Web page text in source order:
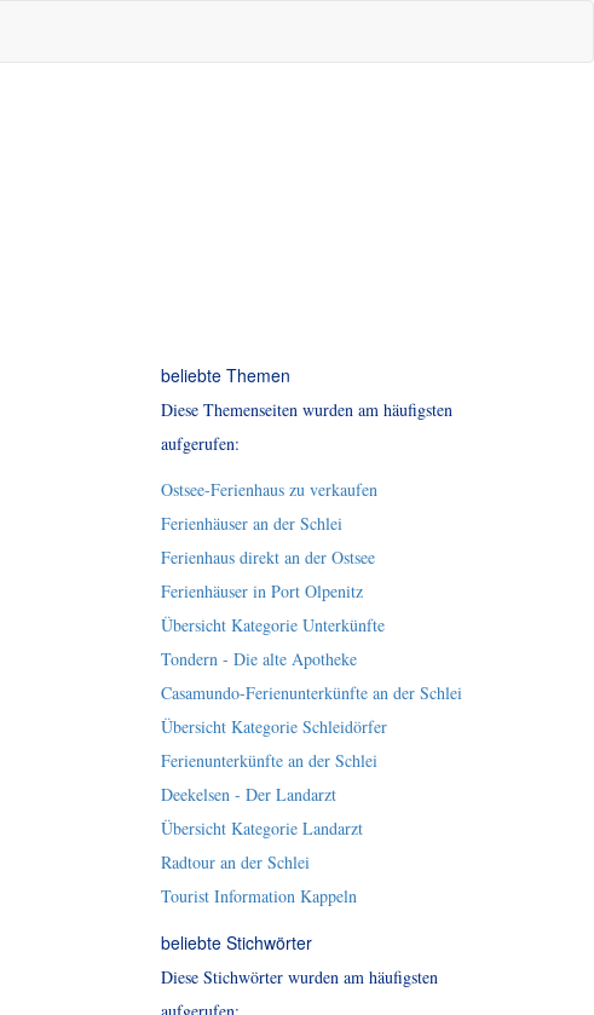
beliebte Themen
Diese Themenseiten wurden am häufigsten
aufgerufen:
Ostsee-Ferienhaus zu verkaufen
Ferienhäuser an der Schlei
Ferienhaus direkt an der Ostsee
Ferienhäuser in Port Olpenitz
Übersicht Kategorie Unterkünfte
Tondern - Die alte Apotheke
Casamundo-Ferienunterkünfte an der Schlei
Übersicht Kategorie Schleidörfer
Ferienunterkünfte an der Schlei
Deekelsen - Der Landarzt
Übersicht Kategorie Landarzt
Radtour an der Schlei
Tourist Information Kappeln
beliebte Stichwörter
Diese Stichwörter wurden am häufigsten